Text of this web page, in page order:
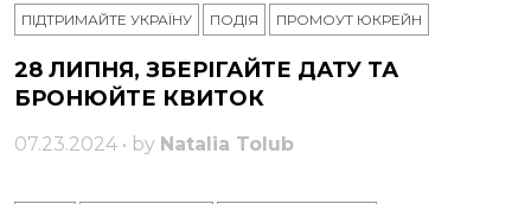
ПІДТРИМАЙТЕ УКРАЇНУ ПОДІЯ ПРОМОУТ ЮКРЕЙН
28 ЛИПНЯ, ЗБЕРІГАЙТЕ ДАТУ ТА
БРОНЮЙТЕ КВИТОК
07.23.2024 • by Natalia Tolub